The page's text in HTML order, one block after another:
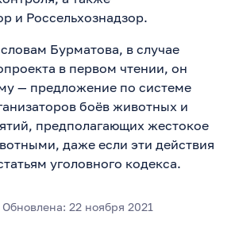
и Россельхознадзор.
Бурматова, в случае
в первом чтении, он
— предложение по системе
боёв животных и
предполагающих жестокое
даже если эти действия
уголовного кодекса.
Обновлена: 22 ноября 2021